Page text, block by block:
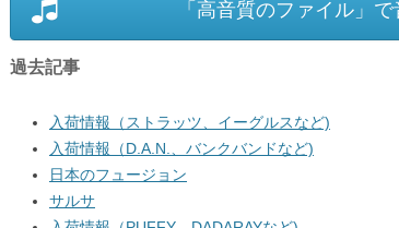
「高音質のファイル」
過去記事
入荷情報（ストラッツ、イーグルスなど)
入荷情報（D.A.N.、バンクバンドなど)
日本のフュージョン
サルサ